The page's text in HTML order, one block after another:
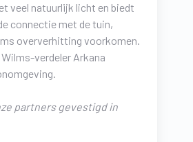
veel natuurlijk licht en biedt
connectie met de tuin,
oververhitting voorkomen.
verdeler Arkana
partners gevestigd in